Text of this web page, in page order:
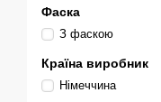
Фаска
З фаскою
Країна виробник
Німеччина